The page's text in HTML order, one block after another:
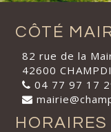
CÔTÉ
82 rue de la
42600
04 77 97 17